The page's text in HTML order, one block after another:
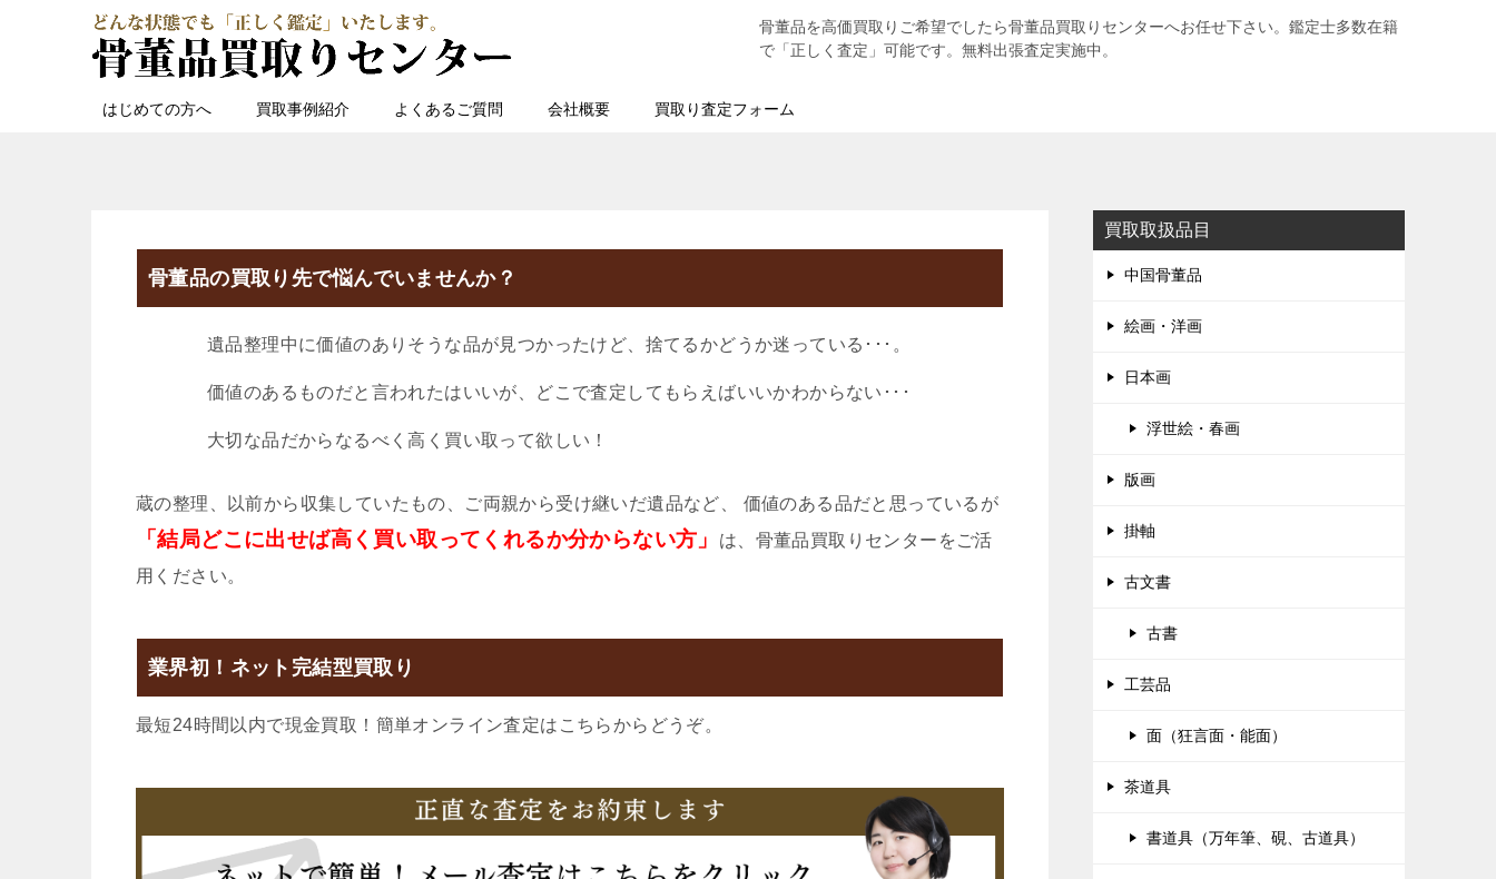
骨董品を高価買取りご希望でしたら骨董品買取りセンターへお任せ下さい。鑑定士多数在籍
で「正しく査定」可能です。無料出張査定実施中。
はじめての方へ 買取事例紹介 よくあるご質問 会社概要 買取り査定フォーム
骨董品の買取り先で悩んでいませんか？
遺品整理中に価値のありそうな品が見つかったけど、捨てるかどうか迷っている･･･。
価値のあるものだと言われたはいいが、どこで査定してもらえばいいかわからない･･･
大切な品だからなるべく高く買い取って欲しい！
蔵の整理、以前から収集していたもの、ご両親から受け継いだ遺品など、 価値のある品だと思っているが
「結局どこに出せば高く買い取ってくれるか分からない方」
は、骨董品買取りセンターをご活
用ください。
業界初！ネット完結型買取り
最短24時間以内で現金買取！簡単オンライン査定はこちらからどうぞ。
買取取扱品目
中国骨董品
絵画・洋画
日本画
浮世絵・春画
版画
掛軸
古文書
古書
工芸品
面（狂言面・能面）
茶道具
書道具（万年筆、硯、古道具）